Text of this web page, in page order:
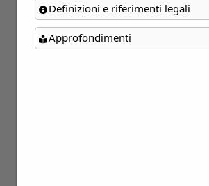
Definizioni e riferimenti legali
Approfondimenti